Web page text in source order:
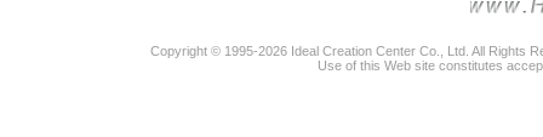
Copyright © 1995-2026 Ideal Creation Center Co., Ltd. All Rights
Use of this Web site constitutes